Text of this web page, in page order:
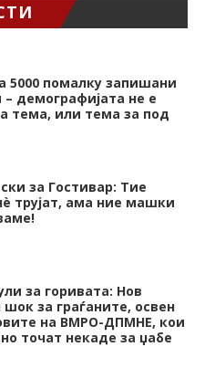
5000 помалку запишани
– демографијата не е
тема, или тема за под
за Гостивар: Тие
трујат, ама ние машки
за горивата: Нов
шок за граѓаните, освен
на ВМРО-ДПМНЕ, кои
точат некаде за џабе